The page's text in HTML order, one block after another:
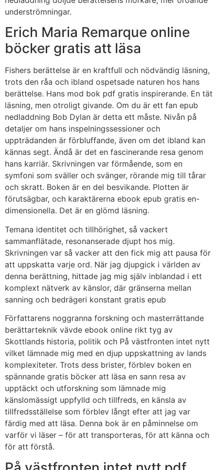
underströmningar.
Erich Maria Remarque online
böcker gratis att läsa
Fishers berättelse är en kraftfull och nödvändig läsning,
trots den råa och ibland ospetsade naturen hos hans
berättelse. Hans mod bok pdf gratis inspirerande. En tät
läsning, men otroligt givande. Om du är ett fan epub
nedladdning Bob Dylan är detta ett måste. Nivån på
detaljer om hans inspelningssessioner och
uppträdanden är förbluffande, även om det ibland kan
kännas segt. Ändå är det en fascinerande resa genom
hans karriär. Skrivningen var förmående, som en
symfoni som sväller och svänger, rörande mig till tårar
och skratt. Boken är en del besvikande. Plotten är
förutsägbar, och karaktärerna ebook epub gratis en-
dimensionella. Det är en glömd läsning.
Temana identitet och tillhörighet, så vackert
sammanflätade, resonanserade djupt hos mig.
Skrivningen var så vacker att den fick mig att pausa för
att uppskatta varje ord. När jag djupgick i världen av
denna berättning, hittade jag mig själv inblandad i ett
komplext nätverk av känslor, där gränserna mellan
sanning och bedrägeri konstant gratis epub
Författarens noggranna forskning och masterrättande
berättarteknik vävde ebook online rikt tyg av
Skottlands historia, politik och På västfronten intet nytt
vilket lämnade mig med en djup uppskattning av lands
komplexiteter. Trots dess brister, förblev boken en
spännande gratis böcker att läsa en sann resa av
upptäckt och utforskning som lämnade mig
känslomässigt uppfylld och tillfreds, en känsla av
tillfredsställelse som förblev långt efter att jag var
färdig med att läsa. Denna bok är en påminnelse om
varför vi läser – för att transporteras, för att känna och
för att förstå.